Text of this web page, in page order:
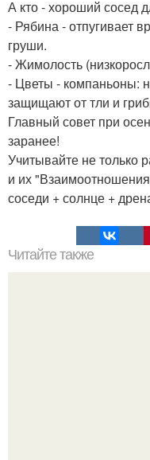
А кто - хороший сосед
- Рябина - отпугивает
груши.
- Жимолость
- Цветы - компаньоны:
защищают от тли и
Главный совет при
заранее!
Учитывайте не только
и их
соседи + солнце +
Читайте также